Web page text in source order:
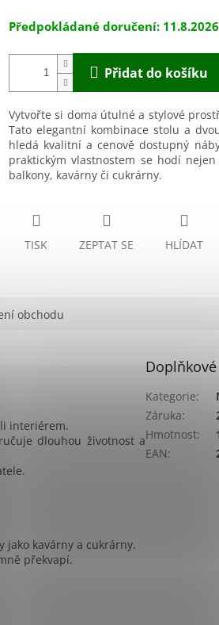
11.8.2026
Přidat do košíku
Vytvořte si doma útulné a stylové
Tato elegantní kombinace stolu a
hledá kvalitní a cenově dostupný
praktickým vlastnostem se hodí
balkony, kavárny či cukrárny.
TISK ZEPTAT SE HLÍDAT
obchodu
interiérem.
dlouhou životnost a
jako kavárny a cukrárny.
překvapí.
Kategorie:
Záruka:
Hmotnost:
EAN: